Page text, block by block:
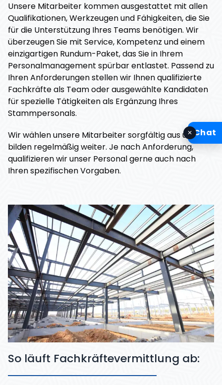
Unsere Mitarbeiter kommen ausgestattet mit allen
Qualifikationen, Werkzeugen und Fähigkeiten, die Sie
für die Unterstützung Ihres Teams benötigen. Wir
überzeugen Sie mit Service, Kompetenz und einem
einzigartigen Rundum-Paket, das Sie in Ihrem
Personalmanagement spürbar entlastet. Passend zu
Ihren Anforderungen stellen wir Ihnen qualifizierte
Fachkräfte als Team oder ausgewählte Kandidaten
für spezielle Tätigkeiten als Ergänzung Ihres
Stammpersonals.
Wir wählen unsere Mitarbeiter sorgfältig aus und
bilden regelmäßig weiter. Je nach Anforderung,
qualifizieren wir unser Personal gerne auch nach
Ihren spezifischen Vorgaben.
So läuft Fachkräftevermittlung ab:
Chat
✕